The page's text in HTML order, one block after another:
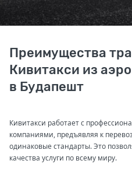
Преимущества
Кивитакси из
в Будапешт
Кивитакси работает с
компаниями, предъявляя к
одинаковые стандарты. Это
качества услуги по всему миру.